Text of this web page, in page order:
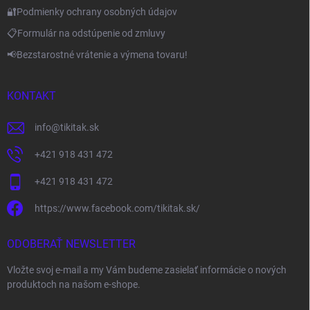
🔐Podmienky ochrany osobných údajov
📋Formulár na odstúpenie od zmluvy
📢Bezstarostné vrátenie a výmena tovaru!
KONTAKT
info@tikitak.sk
+421 918 431 472
+421 918 431 472
https://www.facebook.com/tikitak.sk/
ODOBERAŤ NEWSLETTER
Vložte svoj e-mail a my Vám budeme zasielať informácie o nových
produktoch na našom e-shope.